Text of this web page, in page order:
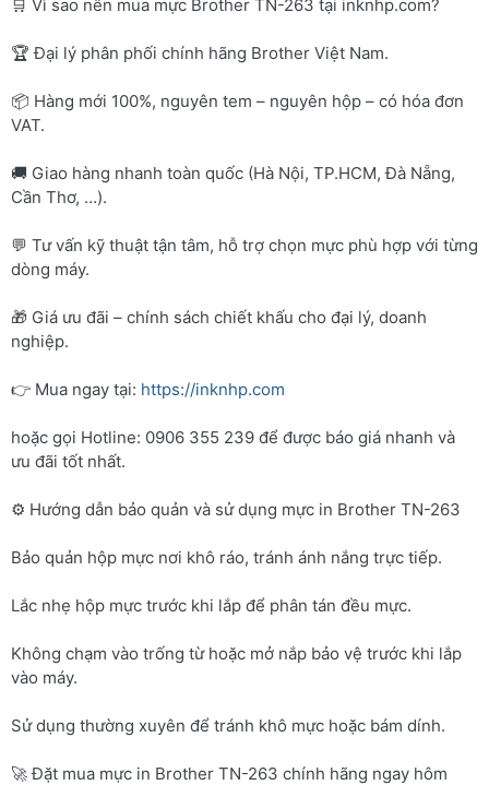
🛒 Vì sao nên mua mực Brother TN-263 tại inknhp.com?
🏆 Đại lý phân phối chính hãng Brother Việt Nam.
📦 Hàng mới 100%, nguyên tem – nguyên hộp – có hóa đơn
VAT.
🚚 Giao hàng nhanh toàn quốc (Hà Nội, TP.HCM, Đà Nẵng,
Cần Thơ, …).
💬 Tư vấn kỹ thuật tận tâm, hỗ trợ chọn mực phù hợp với từng
dòng máy.
🎁 Giá ưu đãi – chính sách chiết khấu cho đại lý, doanh
nghiệp.
👉 Mua ngay tại: https://inknhp.com
hoặc gọi Hotline: 0906 355 239 để được báo giá nhanh và
ưu đãi tốt nhất.
⚙️ Hướng dẫn bảo quản và sử dụng mực in Brother TN-263
Bảo quản hộp mực nơi khô ráo, tránh ánh nắng trực tiếp.
Lắc nhẹ hộp mực trước khi lắp để phân tán đều mực.
Không chạm vào trống từ hoặc mở nắp bảo vệ trước khi lắp
vào máy.
Sử dụng thường xuyên để tránh khô mực hoặc bám dính.
🚀 Đặt mua mực in Brother TN-263 chính hãng ngay hôm